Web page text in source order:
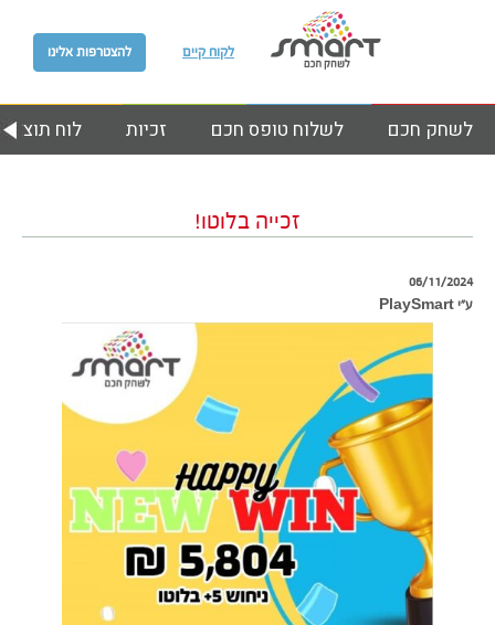
להצטרפות אלינו לקוח קיים
לוח זכיות לשלוח טופס חכם לשחק חכם
זכייה בלוטו!
06/11/2024
ע״י PlaySmart